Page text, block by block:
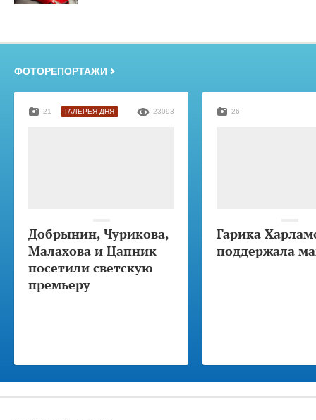
ФОТОРЕПОРТАЖИ
Добрынин, Чурикова,
Малахова и Цапник
посетили светскую
премьеру
21 ГАЛЕРЕЯ ДНЯ 23093
Гарика
поддержала
26